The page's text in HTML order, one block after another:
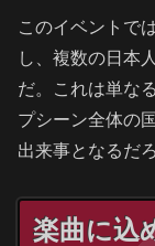
このイベントで
し、複数の日本
だ。これは単な
プシーン全体の
出来事となるだろ
楽曲に込